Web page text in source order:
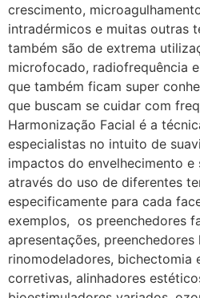
crescimento,
intradérmicos e muitas outras
também são de extrema
microfocado, radiofrequência
que também ficam super
que buscam se cuidar com
Harmonização Facial é a
especialistas no intuito de
impactos do envelhecimento e
através do uso de diferentes
especificamente para cada
exemplos, os preenchedores
apresentações, preenchedores
rinomodeladores, bichectomia
corretivas, alinhadores